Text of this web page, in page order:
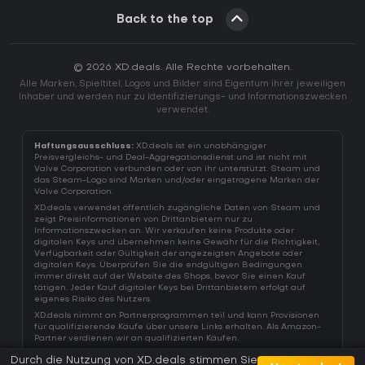
Back to the top
© 2026 XD.deals. Alle Rechte vorbehalten.
Alle Marken, Spieltitel, Logos und Bilder sind Eigentum ihrer jeweiligen
Inhaber und werden nur zu Identifizierungs- und Informationszwecken
verwendet.
Haftungsausschluss: XD.deals ist ein unabhängiger
Preisvergleichs- und Deal-Aggregationsdienst und ist nicht mit
Valve Corporation verbunden oder von ihr unterstützt. Steam und
das Steam-Logo sind Marken und/oder eingetragene Marken der
Valve Corporation.
XD.deals verwendet öffentlich zugängliche Daten von Steam und
zeigt Preisinformationen von Drittanbietern nur zu
Informationszwecken an. Wir verkaufen keine Produkte oder
digitalen Keys und übernehmen keine Gewähr für die Richtigkeit,
Verfügbarkeit oder Gültigkeit der angezeigten Angebote oder
digitalen Keys. Überprüfen Sie die endgültigen Bedingungen
immer direkt auf der Website des Shops, bevor Sie einen Kauf
tätigen. Jeder Kauf digitaler Keys bei Drittanbietern erfolgt auf
eigenes Risiko des Nutzers.
XD.deals nimmt an Partnerprogrammen teil und kann Provisionen
für qualifizierende Käufe über unsere Links erhalten. Als Amazon-
Partner verdienen wir an qualifizierten Käufen.
Durch die Nutzung von XD.deals stimmen Sie